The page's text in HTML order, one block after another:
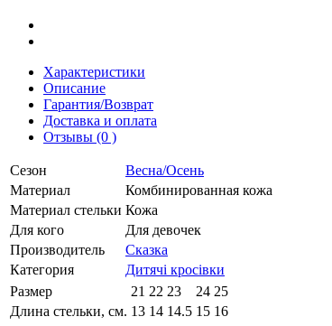
Характеристики
Описание
Гарантия/Возврат
Доставка и оплата
Отзывы (0 )
Сезон
Весна/Осень
Материал
Комбинированная кожа
Материал стельки Кожа
Для кого
Для девочек
Производитель
Сказка
Категория
Дитячі кросівки
Размер
21 22 23 24 25
Длина стельки, см. 13 14 14.5 15 16